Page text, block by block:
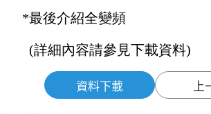
*最後介紹全變頻
(詳細內容請參見下載資料)
資料下載 上